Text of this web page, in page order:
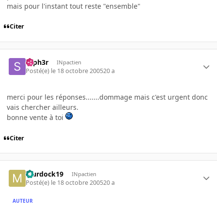
mais pour l'instant tout reste "ensemble"
Citer
syph3r INpactien
Posté(e) le 18 octobre 200520 a
merci pour les réponses.......dommage mais c'est urgent donc
vais chercher ailleurs.
bonne vente à toi
Citer
Murdock19 INpactien
Posté(e) le 18 octobre 200520 a
AUTEUR